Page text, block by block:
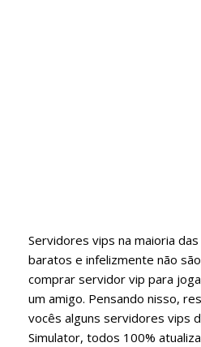
Servidores vips na maioria
baratos e infelizmente não
comprar servidor vip para
um amigo. Pensando nisso,
vocês alguns servidores vips
Simulator, todos 100%